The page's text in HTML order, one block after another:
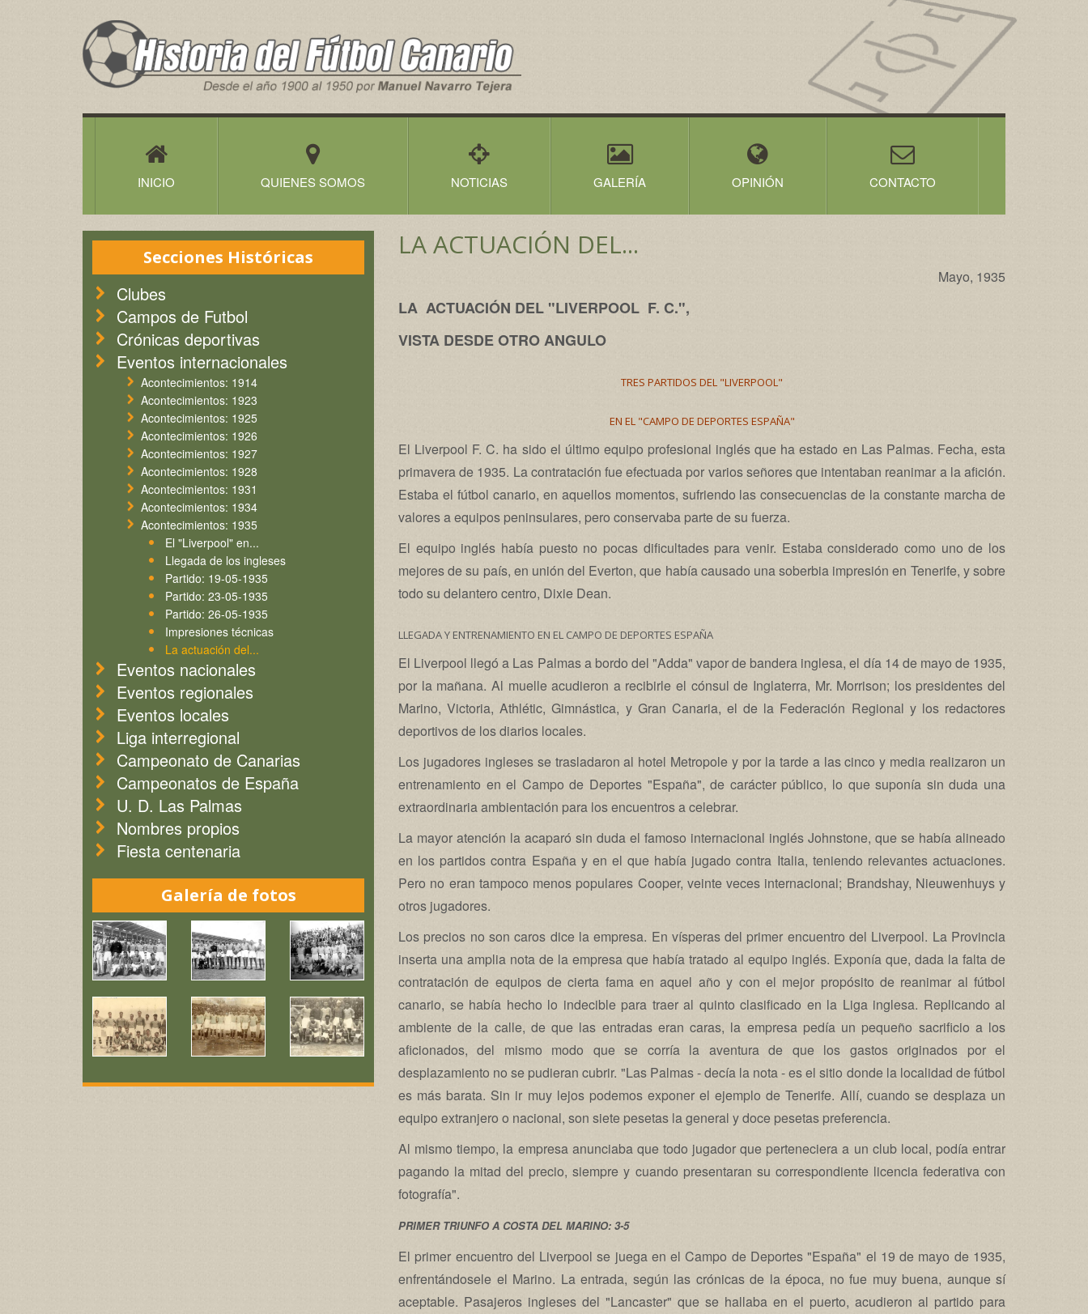
Historia
del
Futbol
Canario
INICIO QUIENES SOMOS NOTICIAS GALERÍA OPINIÓN CONTACTO
Secciones Históricas
Clubes
Campos de Futbol
Crónicas deportivas
Eventos internacionales
Acontecimientos: 1914
Acontecimientos: 1923
Acontecimientos: 1925
Acontecimientos: 1926
Acontecimientos: 1927
Acontecimientos: 1928
Acontecimientos: 1931
Acontecimientos: 1934
Acontecimientos: 1935
El "Liverpool" en...
Llegada de los ingleses
Partido: 19-05-1935
Partido: 23-05-1935
Partido: 26-05-1935
Impresiones técnicas
La actuación del...
Eventos nacionales
Eventos regionales
Eventos locales
Liga interregional
Campeonato de Canarias
Campeonatos de España
U. D. Las Palmas
Nombres propios
Fiesta centenaria
Galería de fotos
LA ACTUACIÓN DEL...
Mayo, 1935
LA ACTUACIÓN DEL "LIVERPOOL F. C.",
VISTA DESDE OTRO ANGULO
TRES PARTIDOS DEL "LIVERPOOL"
EN EL "CAMPO DE DEPORTES ESPAÑA"
El Liverpool F. C. ha sido el último equipo profesional inglés que ha estado en Las Palmas. Fecha, esta
primavera de 1935. La contratación fue efectuada por varios señores que intentaban reanimar a la afición.
Estaba el fútbol canario, en aquellos momentos, sufriendo las consecuencias de la constante marcha de
valores a equipos peninsulares, pero conservaba parte de su fuerza.
El equipo inglés había puesto no pocas dificultades para venir. Estaba considerado como uno de los
mejores de su país, en unión del Everton, que había causado una soberbia impresión en Tenerife, y sobre
todo su delantero centro, Dixie Dean.
LLEGADA Y ENTRENAMIENTO EN EL CAMPO DE DEPORTES ESPAÑA
El Liverpool llegó a Las Palmas a bordo del "Adda" vapor de bandera inglesa, el día 14 de mayo de 1935,
por la mañana. Al muelle acudieron a recibirle el cónsul de Inglaterra, Mr. Morrison; los presidentes del
Marino, Victoria, Athlétic, Gimnástica, y Gran Canaria, el de la Federación Regional y los redactores
deportivos de los diarios locales.
Los jugadores ingleses se trasladaron al hotel Metropole y por la tarde a las cinco y media realizaron un
entrenamiento en el Campo de Deportes "España", de carácter público, lo que suponía sin duda una
extraordinaria ambientación para los encuentros a celebrar.
La mayor atención la acaparó sin duda el famoso internacional inglés Johnstone, que se había alineado
en los partidos contra España y en el que había jugado contra Italia, teniendo relevantes actuaciones.
Pero no eran tampoco menos populares Cooper, veinte veces internacional; Brandshay, Nieuwenhuys y
otros jugadores.
Los precios no son caros dice la empresa. En vísperas del primer encuentro del Liverpool. La Provincia
inserta una amplia nota de la empresa que había tratado al equipo inglés. Exponía que, dada la falta de
contratación de equipos de cierta fama en aquel año y con el mejor propósito de reanimar al fútbol
canario, se había hecho lo indecible para traer al quinto clasificado en la Liga inglesa. Replicando al
ambiente de la calle, de que las entradas eran caras, la empresa pedía un pequeño sacrificio a los
aficionados, del mismo modo que se corría la aventura de que los gastos originados por el
desplazamiento no se pudieran cubrir. "Las Palmas - decía la nota - es el sitio donde la localidad de fútbol
es más barata. Sin ir muy lejos podemos exponer el ejemplo de Tenerife. Allí, cuando se desplaza un
equipo extranjero o nacional, son siete pesetas la general y doce pesetas preferencia.
Al mismo tiempo, la empresa anunciaba que todo jugador que perteneciera a un club local, podía entrar
pagando la mitad del precio, siempre y cuando presentaran su correspondiente licencia federativa con
fotografía".
PRIMER TRIUNFO A COSTA DEL MARINO: 3-5
El primer encuentro del Liverpool se juega en el Campo de Deportes "España" el 19 de mayo de 1935,
enfrentándosele el Marino. La entrada, según las crónicas de la época, no fue muy buena, aunque sí
aceptable. Pasajeros ingleses del "Lancaster" que se hallaba en el puerto, acudieron al partido para